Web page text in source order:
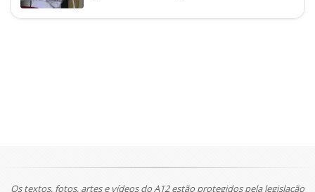
Os textos, fotos, artes e vídeos do A12 estão protegidos pela legislação